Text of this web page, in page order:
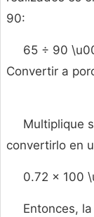
90:
65 ÷ 90
Convertir a
Multiplique
convertirlo en
0.72 × 100
Entonces,